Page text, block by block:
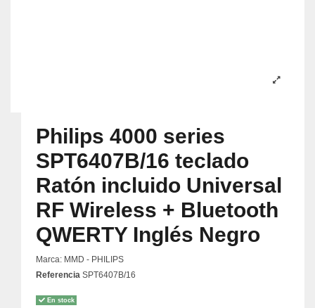
Philips 4000 series
SPT6407B/16 teclado
Ratón incluido Universal
RF Wireless + Bluetooth
QWERTY Inglés Negro
Marca: MMD - PHILIPS
Referencia SPT6407B/16
En stock